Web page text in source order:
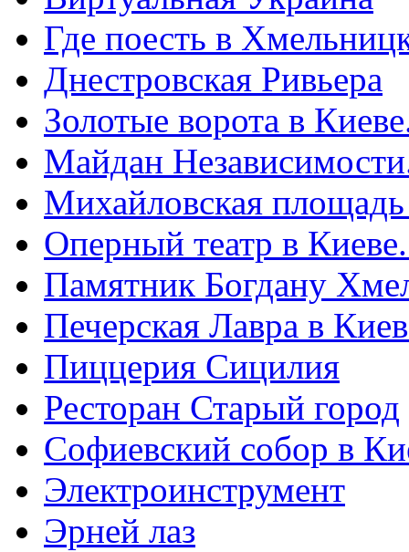
Где поесть в
Днестровская Ривьера
Золотые ворота в
Майдан
Михайловская
Оперный театр в
Памятник Богдану
Печерская Лавра в
Пиццерия Сицилия
Ресторан Старый город
Софиевский собор в
Электроинструмент
Эрней лаз